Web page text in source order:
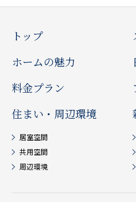
トップ
ホームの魅力
料金プラン
住まい・周辺環境
居室空間
共用空間
周辺環境